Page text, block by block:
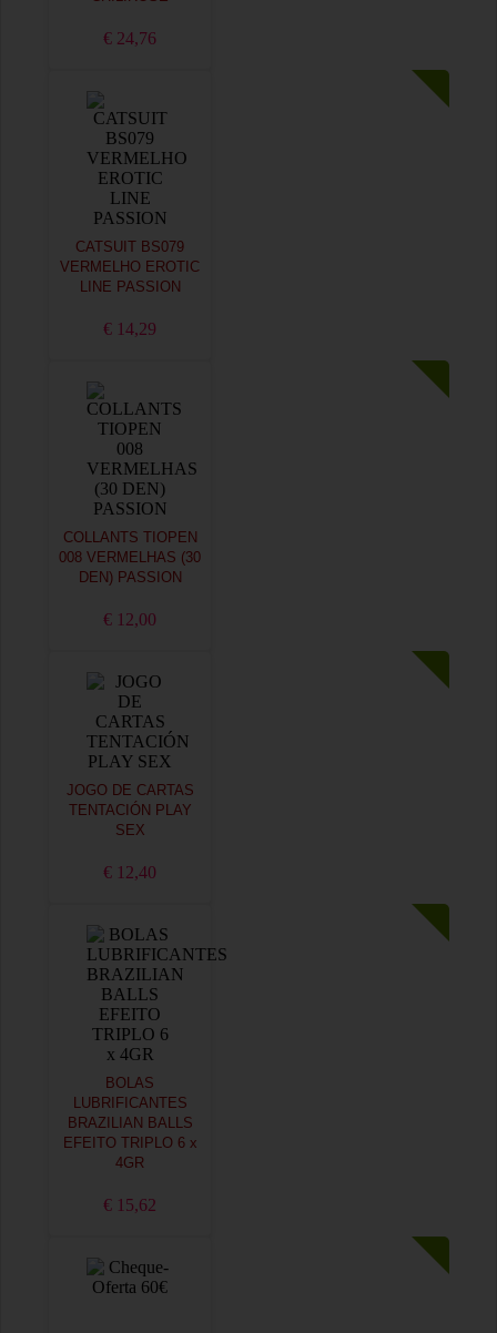
€ 24,76
CATSUIT BS079
VERMELHO EROTIC
LINE PASSION
€ 14,29
COLLANTS TIOPEN
008 VERMELHAS (30
DEN) PASSION
€ 12,00
JOGO DE CARTAS
TENTACIÓN PLAY
SEX
€ 12,40
BOLAS
LUBRIFICANTES
BRAZILIAN BALLS
EFEITO TRIPLO 6 x
4GR
€ 15,62